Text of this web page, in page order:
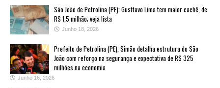
São João de Petrolina (PE): Gusttavo Lima tem maior cachê, de
R$ 1,5 milhão; veja lista
Junho 18, 2026
Prefeito de Petrolina (PE), Simão detalha estrutura do São
João com reforço na segurança e expectativa de R$ 325
milhões na economia
Junho 16, 2026